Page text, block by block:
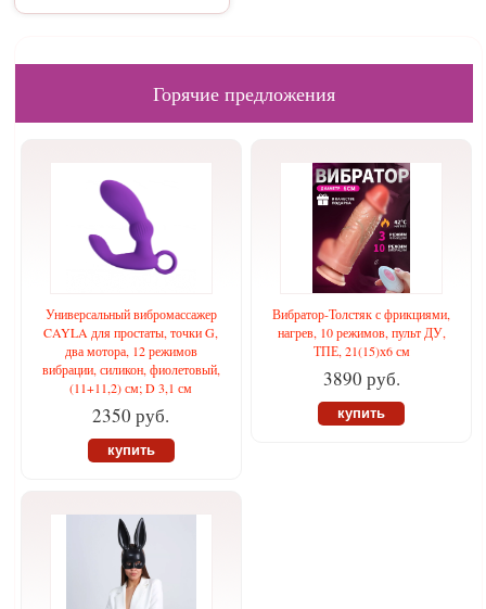
Горячие предложения
Универсальный вибромассажер
CAYLA для простаты, точки G,
два мотора, 12 режимов
вибрации, силикон, фиолетовый,
(11+11,2) см; D 3,1 см
2350 руб.
купить
Вибратор-Толстяк с фрикциями,
нагрев, 10 режимов, пульт ДУ,
ТПЕ, 21(15)х6 см
3890 руб.
купить